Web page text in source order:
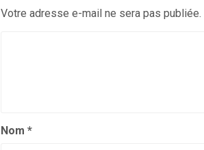
Votre adresse e-mail ne sera pas publiée.
Nom *